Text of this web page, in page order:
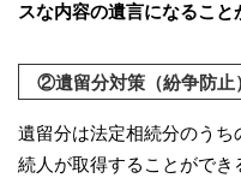
スな内容の遺言になること
②遺留分対策（紛争防止
遺留分は法定相続分のう
続人が取得することができ